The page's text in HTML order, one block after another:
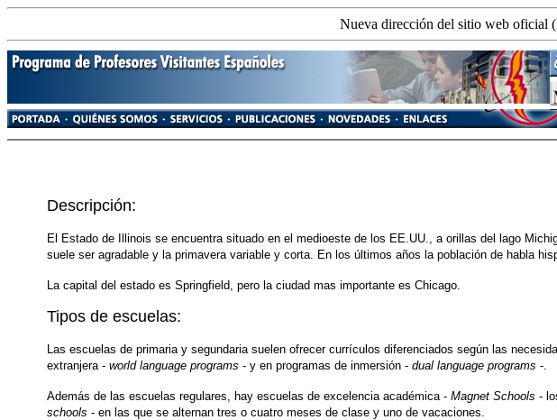
Nueva dirección del sitio web oficial
Descripción:
El Estado de Illinois se encuentra situado en el medioeste de los EE.UU., a orillas del lago
suele ser agradable y la primavera variable y corta. En los últimos años la población de habla
La capital del estado es Springfield, pero la ciudad mas importante es Chicago.
Tipos de escuelas:
Las escuelas de primaria y segundaria suelen ofrecer currículos diferenciados según las
extranjera - world language programs - y en programas de inmersión - dual language programs -.
Además de las escuelas regulares, hay escuelas de excelencia académica - Magnet Schools -
schools - en las que se alternan tres o cuatro meses de clase y uno de vacaciones.